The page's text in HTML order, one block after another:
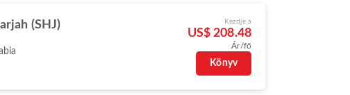
(SHJ) Kezdje a
US$ 208.48
Ár/fő
Könyv